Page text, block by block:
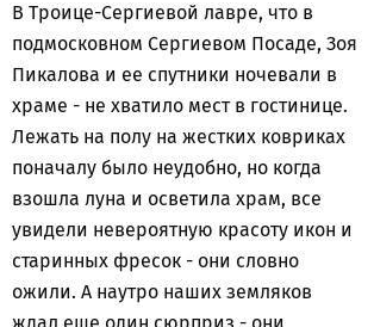
В Троице-Сергиевой лавре, что в
подмосковном Сергиевом Посаде, Зоя
Пикалова и ее спутники ночевали в
храме - не хватило мест в гостинице.
Лежать на полу на жестких ковриках
поначалу было неудобно, но когда
взошла луна и осветила храм, все
увидели невероятную красоту икон и
старинных фресок - они словно
ожили. А наутро наших земляков